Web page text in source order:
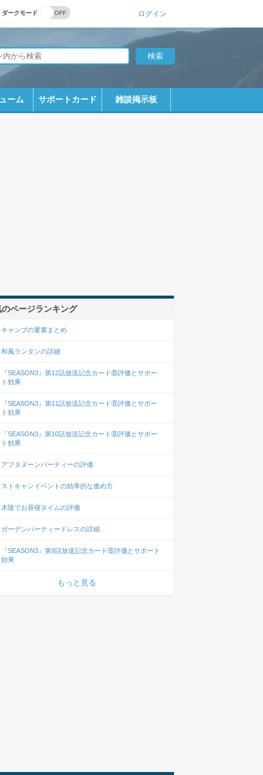
ダークモード ログイン
ーム サポートカード 雑談掲示板
のページランキング
キャンプの要素まとめ
和風ランタンの詳細
『SEASON3』第12話放送記念カード⑧評価とサポー
ト効果
『SEASON3』第11話放送記念カード⑧評価とサポー
ト効果
『SEASON3』第10話放送記念カード⑧評価とサポー
ト効果
アフタヌーンパーティーの評価
ストキャンイベントの効率的な進め方
木陰でお昼寝タイムの評価
ガーデンパーティードレスの詳細
『SEASON3』第9話放送記念カード⑧評価とサポート
効果
もっと見る